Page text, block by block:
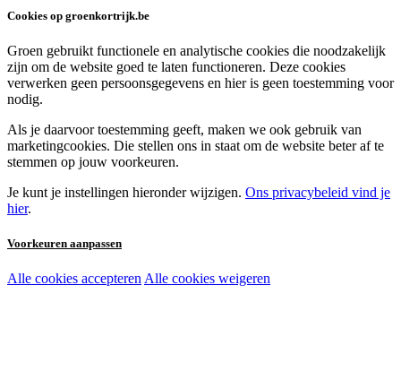
Cookies op groenkortrijk.be
Groen gebruikt functionele en analytische cookies die noodzakelijk
zijn om de website goed te laten functioneren. Deze cookies
verwerken geen persoonsgegevens en hier is geen toestemming voor
nodig.
Als je daarvoor toestemming geeft, maken we ook gebruik van
marketingcookies. Die stellen ons in staat om de website beter af te
stemmen op jouw voorkeuren.
Je kunt je instellingen hieronder wijzigen. Ons privacybeleid vind je
hier.
Voorkeuren aanpassen
Noodzakelijke cookies:
Alle cookies accepteren Alle cookies weigeren